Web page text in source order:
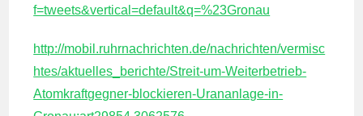
f=tweets&vertical=default&q=%23Gronau
http://mobil.ruhrnachrichten.de/nachrichten/vermisc
htes/aktuelles_berichte/Streit-um-Weiterbetrieb-
Atomkraftgegner-blockieren-Urananlage-in-